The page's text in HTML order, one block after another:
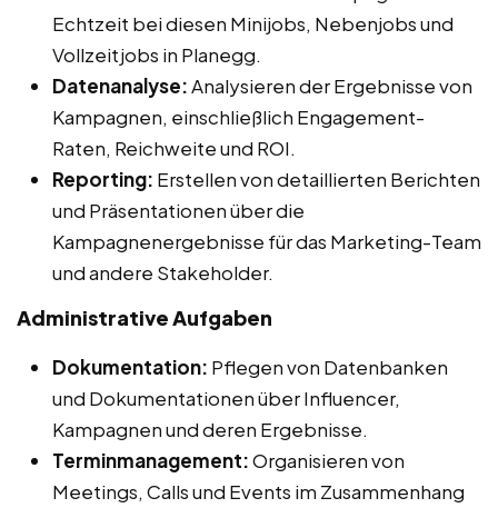
Echtzeit bei diesen Minijobs, Nebenjobs und
Vollzeitjobs in Planegg.
Datenanalyse:Analysieren der Ergebnisse von
Kampagnen, einschließlich Engagement-
Raten, Reichweite und ROI.
Reporting: Erstellen von detaillierten Berichten
und Präsentationen über die
Kampagnenergebnisse für das Marketing-Team
und andere Stakeholder.
Administrative Aufgaben
Dokumentation: Pflegen von Datenbanken
und Dokumentationen über Influencer,
Kampagnen und deren Ergebnisse.
Terminmanagement:Organisieren von
Meetings, Calls und Events im Zusammenhang